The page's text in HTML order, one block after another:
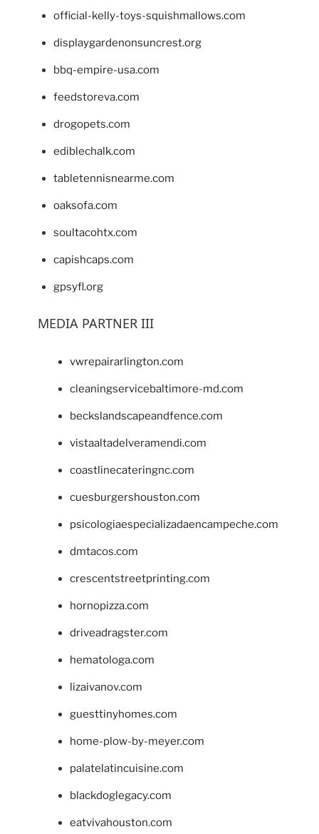
official-kelly-toys-squishmallows.com
displaygardenonsuncrest.org
bbq-empire-usa.com
feedstoreva.com
drogopets.com
ediblechalk.com
tabletennisnearme.com
oaksofa.com
soultacohtx.com
capishcaps.com
gpsyfl.org
MEDIA PARTNER III
vwrepairarlington.com
cleaningservicebaltimore-md.com
beckslandscapeandfence.com
vistaaltadelveramendi.com
coastlinecateringnc.com
cuesburgershouston.com
psicologiaespecializadaencampeche.com
dmtacos.com
crescentstreetprinting.com
hornopizza.com
driveadragster.com
hematologa.com
lizaivanov.com
guesttinyhomes.com
home-plow-by-meyer.com
palatelatincuisine.com
blackdoglegacy.com
eatvivahouston.com